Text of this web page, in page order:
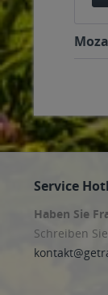
Service
Haben Sie
Schreiben